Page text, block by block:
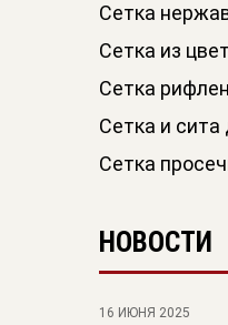
Сетка
Сетка из
Сетка
Сетка и сита
Сетка
НОВОСТИ
16 ИЮНЯ 2025